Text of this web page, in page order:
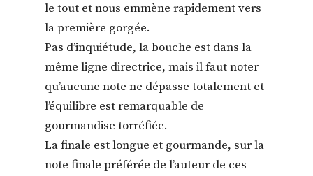
le tout et nous emmène rapidement vers
la première gorgée.
Pas d’inquiétude, la bouche est dans la
même ligne directrice, mais il faut noter
qu’aucune note ne dépasse totalement et
l’équilibre est remarquable de
gourmandise torréfiée.
La finale est longue et gourmande, sur la
note finale préférée de l’auteur de ces